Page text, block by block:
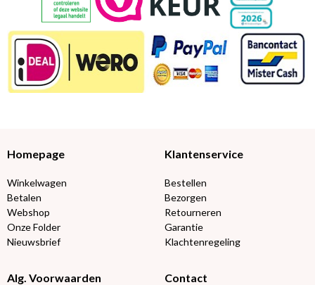
Homepage
Winkelwagen
Betalen
Webshop
Onze Folder
Nieuwsbrief
Klantenservice
Bestellen
Bezorgen
Retourneren
Garantie
Klachtenregeling
Alg. Voorwaarden Contact